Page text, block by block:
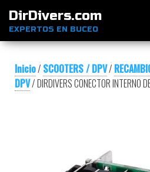
DirDivers.com
EXPERTOS EN BUCEO
Inicio/ SCOOTERS / DPV/
DPV/ DIRDIVERS CONECTOR INTERNO